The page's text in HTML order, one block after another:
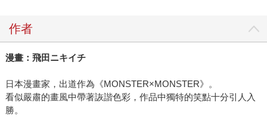
作者
漫畫：飛田ニキイチ
日本漫畫家，出道作為《MONSTER×MONSTER》。
看似嚴肅的畫風中帶著詼諧色彩，作品中獨特的笑點十分引人入
勝。